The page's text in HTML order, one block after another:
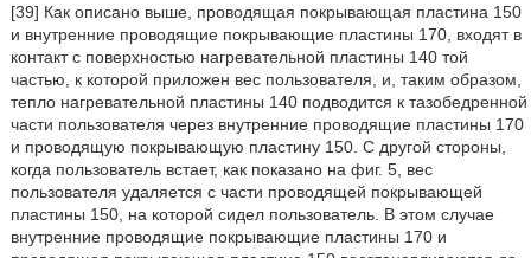
[39] Как описано выше, проводящая покрывающая пластина 150
и внутренние проводящие покрывающие пластины 170, входят в
контакт с поверхностью нагревательной пластины 140 той
частью, к которой приложен вес пользователя, и, таким образом,
тепло нагревательной пластины 140 подводится к тазобедренной
части пользователя через внутренние проводящие пластины 170
и проводящую покрывающую пластину 150. С другой стороны,
когда пользователь встает, как показано на фиг. 5, вес
пользователя удаляется с части проводящей покрывающей
пластины 150, на которой сидел пользователь. В этом случае
внутренние проводящие покрывающие пластины 170 и